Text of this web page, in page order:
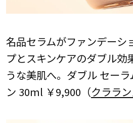
名品セラムがファンデーシ
プとスキンケアのダブル効
うな美肌へ。ダブル セー
ン 30ml ￥9,900（クララ